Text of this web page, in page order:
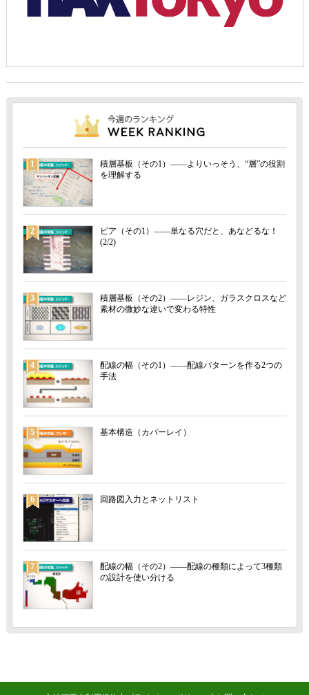
1
積層基板（その1）――よりいっそう、“層”の役割
を理解する
2
ビア（その1）――単なる穴だと、あなどるな！
(2/2)
3
積層基板（その2）――レジン、ガラスクロスなど
素材の微妙な違いで変わる特性
4
配線の幅（その1）――配線パターンを作る2つの
手法
5 基本構造（カバーレイ）
6 回路図入力とネットリスト
7
配線の幅（その2）――配線の種類によって3種類
の設計を使い分ける